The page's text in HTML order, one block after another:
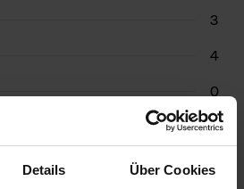
Details Über Cookies
3
4
0
02.08.2026